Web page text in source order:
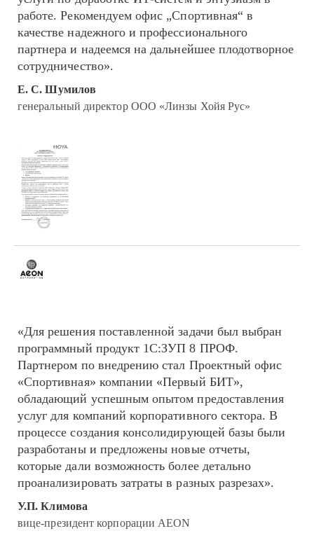
работе. Рекомендуем офис „Спортивная“ в
качестве надежного и профессионального
партнера и надеемся на дальнейшее плодотворное
сотрудничество».
Е. С. Шумилов
генеральный директор ООО «Линзы Хойя Рус»
«Для решения поставленной задачи был выбран
программный продукт 1С:ЗУП 8 ПРОФ.
Партнером по внедрению стал Проектный офис
«Спортивная» компании «Первый БИТ»,
обладающий успешным опытом предоставления
услуг для компаний корпоративного сектора. В
процессе создания консолидирующей базы были
разработаны и предложены новые отчеты,
которые дали возможность более детально
проанализировать затраты в разных разрезах».
У.П. Климова
вице-президент корпорации AEON